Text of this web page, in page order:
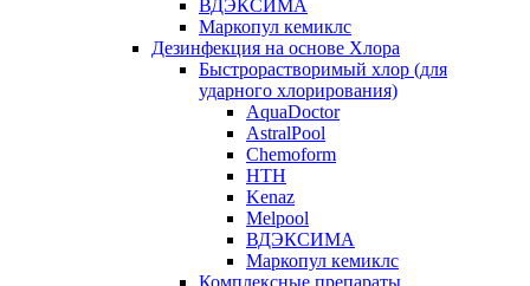
ВДЭКСИМА
Маркопул кемиклс
Дезинфекция на основе Хлора
Быстрорастворимый хлор (для
ударного хлорирования)
AquaDoctor
AstralPool
Chemoform
HTH
Kenaz
Melpool
ВДЭКСИМА
Маркопул кемиклс
Комплексные препараты